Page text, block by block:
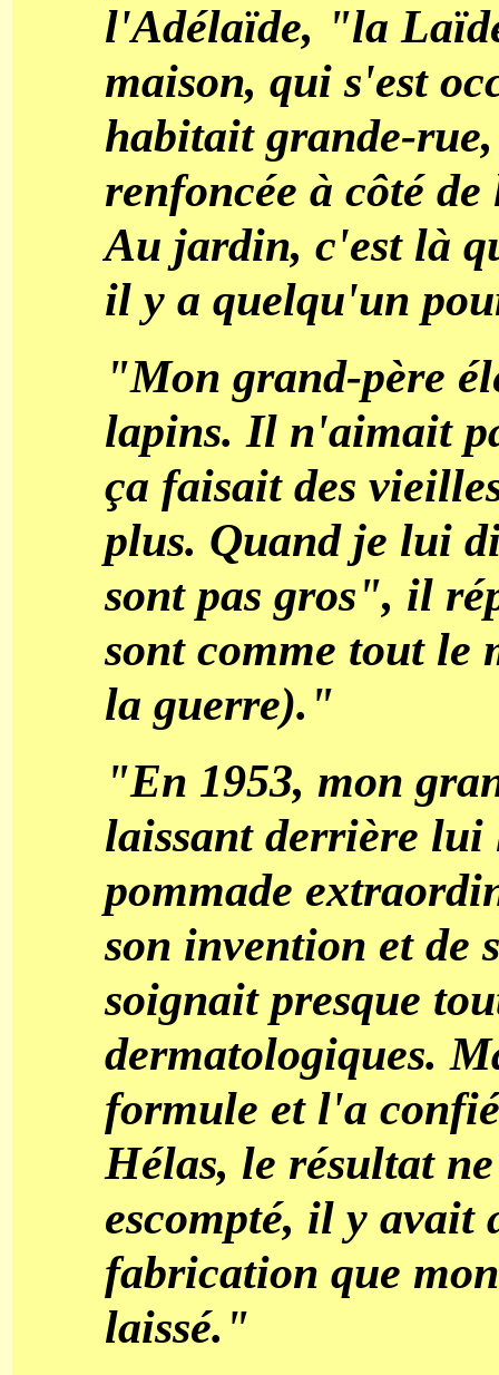
l'Adélaïde, "la
maison, qui s'est
habitait grande-
renfoncée à côté
Au jardin, c'est là
il y a quelqu'un
"Mon grand-père
lapins. Il n'aimait
ça faisait des
plus. Quand je lui
sont pas gros", il
sont comme tout le
la guerre)."
"En 1953, mon
laissant derrière
pommade
son invention et de
soignait presque
dermatologiques.
formule et l'a
Hélas, le résultat
escompté, il y avait
fabrication que
laissé."